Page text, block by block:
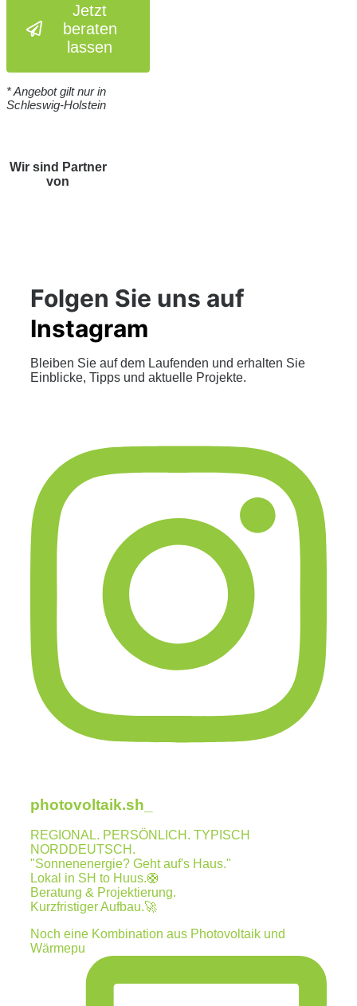
Jetzt
beraten
lassen
* Angebot gilt nur in
Schleswig-Holstein
Wir sind Partner
von
Folgen Sie uns auf
Instagram
Bleiben Sie auf dem Laufenden und erhalten Sie
Einblicke, Tipps und aktuelle Projekte.
photovoltaik.sh_
REGIONAL. PERSÖNLICH. TYPISCH
NORDDEUTSCH.
"Sonnenenergie? Geht auf's Haus."
Lokal in SH to Huus.🛟
Beratung & Projektierung.
Kurzfristiger Aufbau.🚀
Noch eine Kombination aus Photovoltaik und
Wärmepu